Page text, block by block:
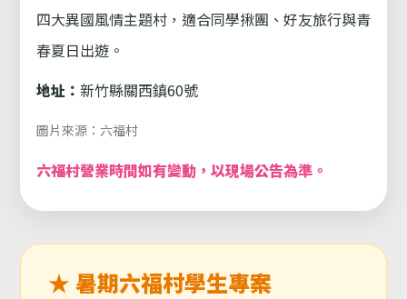
四大異國風情主題村，適合同學揪團、好友旅行與青
春夏日出遊。
地址： 新竹縣關西鎮60號
圖片來源：六福村
六福村營業時間如有變動，以現場公告為準。
★ 暑期六福村學生專案